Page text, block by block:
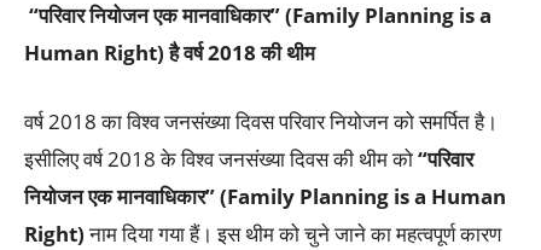
“परिवार नियोजन एक मानवाधिकार”(Family Planning is a
Human Right) है वर्ष 2018 की थीम
वर्ष 2018 का विश्वजनसंख्यादिवस परिवार नियोजन को समर्पित है।
इसीलिए वर्ष 2018 के विश्वजनसंख्यादिवस की थीम को“परिवार
नियोजन एक मानवाधिकार” (Family Planning is a Human
Right)नाम दिया गया हैं। इस थीम को चुने जाने का महत्वपूर्ण कारण